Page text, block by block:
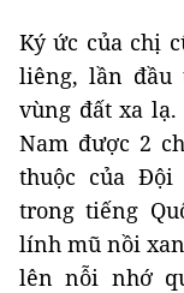
Ký ức của chị
liêng, lần đầu
vùng đất xa lạ.
Nam được 2
thuộc của
trong tiếng
lính mũ nồi
lên nỗi nhớ